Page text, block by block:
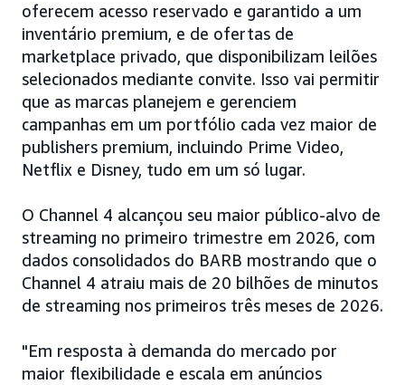
oferecem acesso reservado e garantido a um
inventário premium, e de ofertas de
marketplace privado, que disponibilizam leilões
selecionados mediante convite. Isso vai permitir
que as marcas planejem e gerenciem
campanhas em um portfólio cada vez maior de
publishers premium, incluindo Prime Video,
Netflix e Disney, tudo em um só lugar.
O Channel 4 alcançou seu maior público-alvo de
streaming no primeiro trimestre em 2026, com
dados consolidados do BARB mostrando que o
Channel 4 atraiu mais de 20 bilhões de minutos
de streaming nos primeiros três meses de 2026.
"Em resposta à demanda do mercado por
maior flexibilidade e escala em anúncios